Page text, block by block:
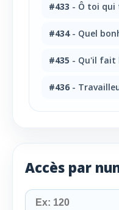
Accès par
#433 - Ô toi qui
#434- Quel
#435 - Qu'il fait
#436 -